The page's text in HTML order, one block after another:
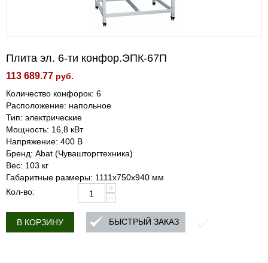
Плита эл. 6-ти конфор.ЭПК-67П
113 689.77 руб.
Количество конфорок: 6
Расположение: напольное
Тип: электрические
Мощность: 16,8 кВт
Напряжение: 400 В
Бренд: Abat (Чувашторгтехника)
Вес: 103 кг
Габаритные размеры: 1111х750х940 мм
Кол-во:
+
−
В КОРЗИНУ БЫСТРЫЙ ЗАКАЗ